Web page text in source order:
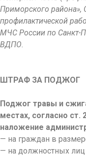
Приморского района»,
профилактической
МЧС России по Санкт-
ВДПО.
ШТРАФ ЗА ПОДЖОГ
Поджог травы и
местах, согласно
наложение
— на граждан в
— на должностных лиц